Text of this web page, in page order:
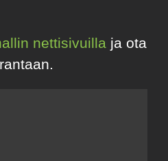
nettisivuillaja ota